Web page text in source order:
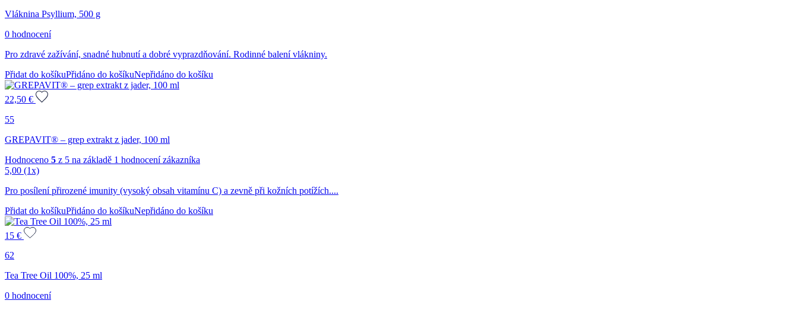
Vláknina Psyllium, 500 g
0 hodnocení
Pro zdravé zažívání, snadné hubnutí a dobré vyprazdňování. Rodinné balení vlákniny.
Přidat do košíkuPřidáno do košíkuNepřidáno do košíku
22,50 €
55
GREPAVIT® – grep extrakt z jader, 100 ml
Hodnoceno 5 z 5 na základě 1 hodnocení zákazníka
5,00 (1x)
Pro posílení přirozené imunity (vysoký obsah vitamínu C) a zevně při kožních potížích....
Přidat do košíkuPřidáno do košíkuNepřidáno do košíku
15 €
62
Tea Tree Oil 100%, 25 ml
0 hodnocení